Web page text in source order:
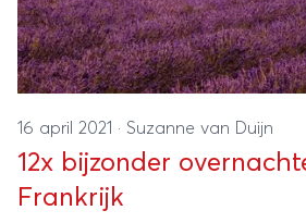
16 april 2021 · Suzanne van Duijn
12x bijzonder
Frankrijk